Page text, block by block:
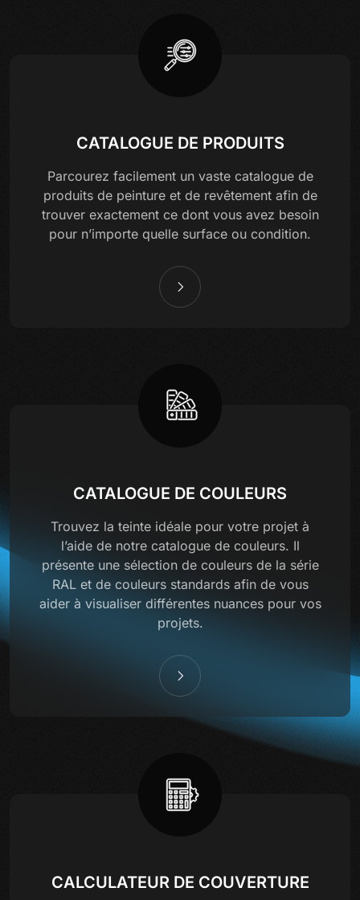
CATALOGUE DE PRODUITS
Parcourez facilement un vaste catalogue de
produits de peinture et de revêtement afin de
trouver exactement ce dont vous avez besoin
pour n’importe quelle surface ou condition.
CATALOGUE DE COULEURS
Trouvez la teinte idéale pour votre projet à
l’aide de notre catalogue de couleurs. Il
présente une sélection de couleurs de la série
RAL et de couleurs standards afin de vous
aider à visualiser différentes nuances pour vos
projets.
CALCULATEUR DE COUVERTURE